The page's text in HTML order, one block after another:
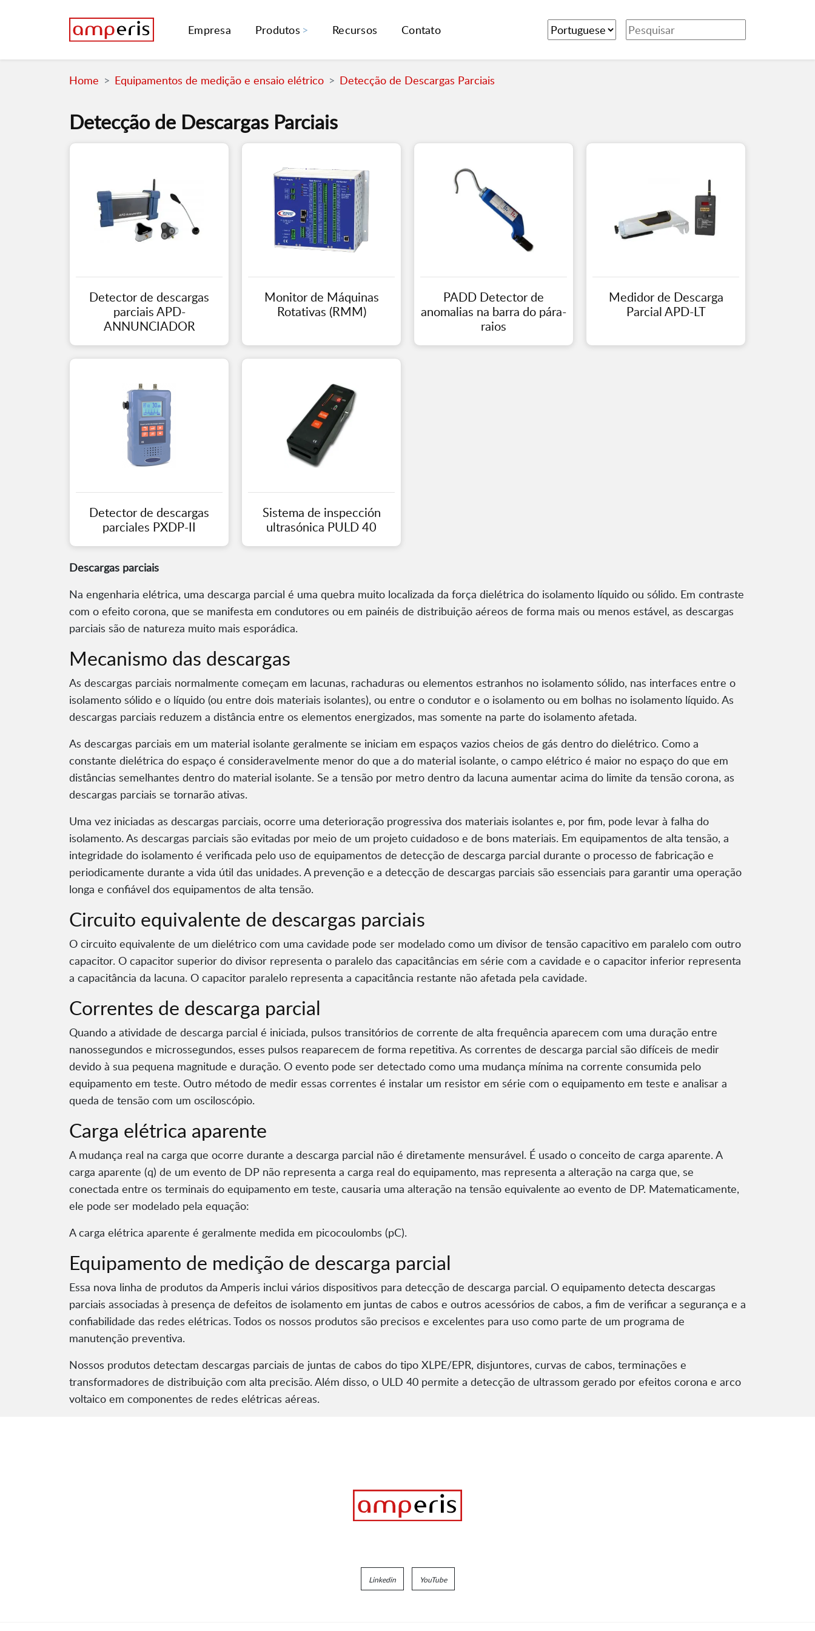
Empresa Produtos Recursos Contato
Home Equipamentos de medição e ensaio elétrico Detecção de Descargas Parciais
Detecção de Descargas Parciais
Detector de descargas
parciais APD-
ANNUNCIADOR
Monitor de Máquinas
Rotativas (RMM)
PADD Detector de
anomalias na barra do pára-
raios
Medidor de Descarga
Parcial APD-LT
Detector de descargas
parciales PXDP-II
Sistema de inspección
ultrasónica PULD 40
Descargas parciais
Na engenharia elétrica, uma descarga parcial é uma quebra muito localizada da força dielétrica do isolamento líquido ou sólido. Em contraste
com o efeito corona, que se manifesta em condutores ou em painéis de distribuição aéreos de forma mais ou menos estável, as descargas
parciais são de natureza muito mais esporádica.
Mecanismo das descargas
As descargas parciais normalmente começam em lacunas, rachaduras ou elementos estranhos no isolamento sólido, nas interfaces entre o
isolamento sólido e o líquido (ou entre dois materiais isolantes), ou entre o condutor e o isolamento ou em bolhas no isolamento líquido. As
descargas parciais reduzem a distância entre os elementos energizados, mas somente na parte do isolamento afetada.
As descargas parciais em um material isolante geralmente se iniciam em espaços vazios cheios de gás dentro do dielétrico. Como a
constante dielétrica do espaço é consideravelmente menor do que a do material isolante, o campo elétrico é maior no espaço do que em
distâncias semelhantes dentro do material isolante. Se a tensão por metro dentro da lacuna aumentar acima do limite da tensão corona, as
descargas parciais se tornarão ativas.
Uma vez iniciadas as descargas parciais, ocorre uma deterioração progressiva dos materiais isolantes e, por fim, pode levar à falha do
isolamento. As descargas parciais são evitadas por meio de um projeto cuidadoso e de bons materiais. Em equipamentos de alta tensão, a
integridade do isolamento é verificada pelo uso de equipamentos de detecção de descarga parcial durante o processo de fabricação e
periodicamente durante a vida útil das unidades. A prevenção e a detecção de descargas parciais são essenciais para garantir uma operação
longa e confiável dos equipamentos de alta tensão.
Circuito equivalente de descargas parciais
O circuito equivalente de um dielétrico com uma cavidade pode ser modelado como um divisor de tensão capacitivo em paralelo com outro
capacitor. O capacitor superior do divisor representa o paralelo das capacitâncias em série com a cavidade e o capacitor inferior representa
a capacitância da lacuna. O capacitor paralelo representa a capacitância restante não afetada pela cavidade.
Correntes de descarga parcial
Quando a atividade de descarga parcial é iniciada, pulsos transitórios de corrente de alta frequência aparecem com uma duração entre
nanossegundos e microssegundos, esses pulsos reaparecem de forma repetitiva. As correntes de descarga parcial são difíceis de medir
devido à sua pequena magnitude e duração. O evento pode ser detectado como uma mudança mínima na corrente consumida pelo
equipamento em teste. Outro método de medir essas correntes é instalar um resistor em série com o equipamento em teste e analisar a
queda de tensão com um osciloscópio.
Carga elétrica aparente
A mudança real na carga que ocorre durante a descarga parcial não é diretamente mensurável. É usado o conceito de carga aparente. A
carga aparente (q) de um evento de DP não representa a carga real do equipamento, mas representa a alteração na carga que, se
conectada entre os terminais do equipamento em teste, causaria uma alteração na tensão equivalente ao evento de DP. Matematicamente,
ele pode ser modelado pela equação:
A carga elétrica aparente é geralmente medida em picocoulombs (pC).
Equipamento de medição de descarga parcial
Essa nova linha de produtos da Amperis inclui vários dispositivos para detecção de descarga parcial. O equipamento detecta descargas
parciais associadas à presença de defeitos de isolamento em juntas de cabos e outros acessórios de cabos, a fim de verificar a segurança e a
confiabilidade das redes elétricas. Todos os nossos produtos são precisos e excelentes para uso como parte de um programa de
manutenção preventiva.
Nossos produtos detectam descargas parciais de juntas de cabos do tipo XLPE/EPR, disjuntores, curvas de cabos, terminações e
transformadores de distribuição com alta precisão. Além disso, o ULD 40 permite a detecção de ultrassom gerado por efeitos corona e arco
voltaico em componentes de redes elétricas aéreas.
Linkedin YouTube